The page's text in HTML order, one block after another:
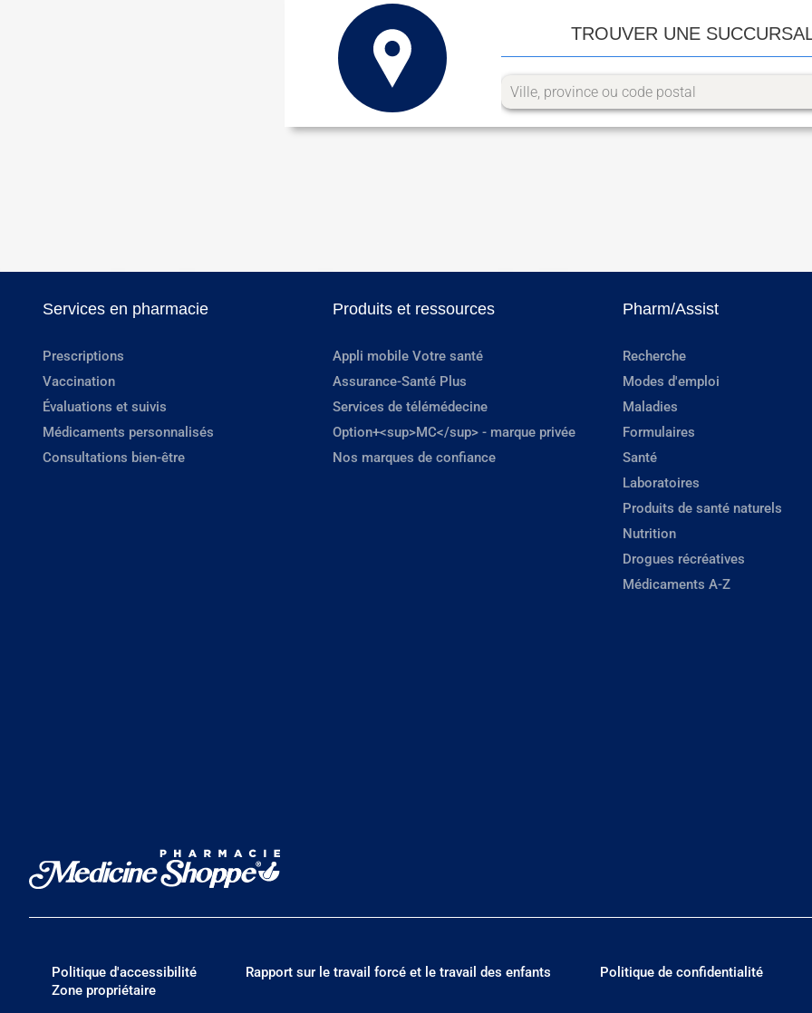
TROUVER UNE
Services en pharmacie
Prescriptions
Vaccination
Évaluations et suivis
Médicaments personnalisés
Consultations bien-être
Produits et ressources
Appli mobile Votre santé
Assurance-Santé Plus
Services de télémédecine
Option+<sup>MC</sup> - marque privée
Nos marques de confiance
Pharm/Assist
Recherche
Modes d'emploi
Maladies
Formulaires
Santé
Laboratoires
Produits de santé naturels
Nutrition
Drogues récréatives
Médicaments A-Z
Politique d'accessibilité Rapport sur le travail forcé et le travail des enfants
Politique de confidentialité
Zone propriétaire